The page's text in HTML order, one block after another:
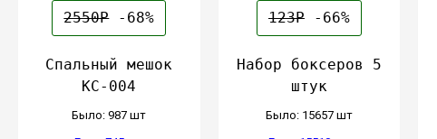
2550Р-68%
Спальный мешок
КС-004
Было: 987 шт
123Р-66%
Набор боксеров 5
штук
Было: 15657 шт